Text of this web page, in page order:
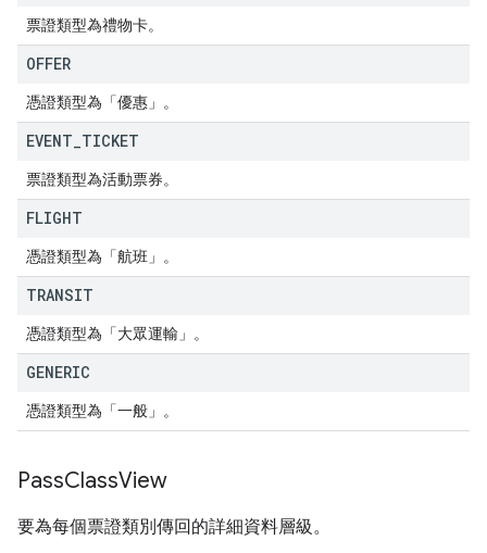
票證類型為禮物卡。
OFFER
憑證類型為「優惠」。
EVENT TICKET
票證類型為活動票券。
FLIGHT
憑證類型為「航班」。
TRANSIT
憑證類型為「大眾運輸」。
GENERIC
憑證類型為「一般」。
PassClassView
要為每個票證類別傳回的詳細資料層級。